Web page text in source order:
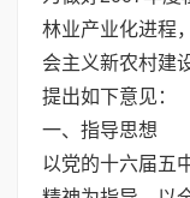
林业产业化进程
会主义新农村建
提出如下意见：
一、指导思想
以党的十六届五